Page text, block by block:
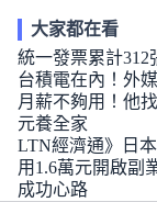
大家都在看
統一發票累計312
台積電在內！外
月薪不夠用！他
元養全家
LTN經濟通》日
用1.6萬元開啟副
成功心路